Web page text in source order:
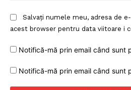
Salvați numele meu, adresa de
acest browser pentru data viitoare i
Notifică-mă prin email când sunt
Notifică-mă prin email când sunt